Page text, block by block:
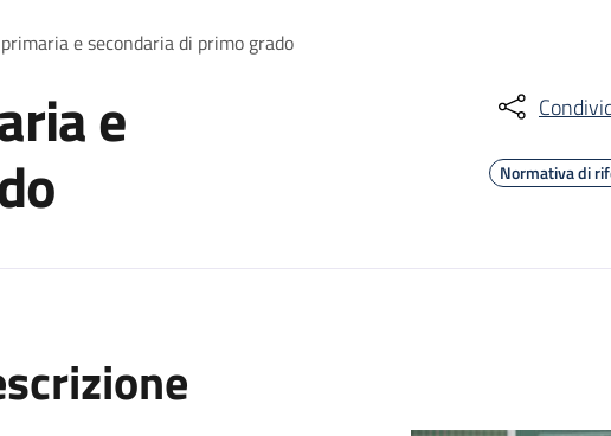
e secondaria di primo grado
e
Normativa di